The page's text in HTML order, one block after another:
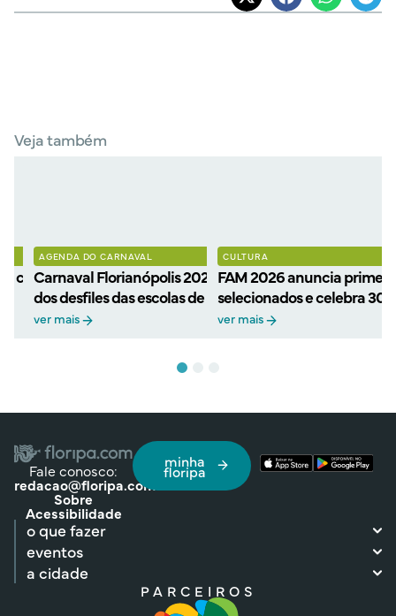
Veja também
confirmada: festa será
AGENDA DO CARNAVAL
Carnaval Florianópolis 2027: Definida a ordem
dos desfiles das escolas de samba
ver mais
CULTURA
FAM 2026 anuncia
selecionados e celebra 30
TAC
ver mais
Fale conosco:
redacao@floripa.com
Sobre
Acessibilidade
minha
floripa
o que fazer
eventos
a cidade
PARCEIROS